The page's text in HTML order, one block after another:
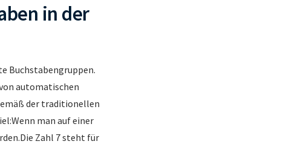
in der
Buchstabengruppen.
automatischen
der traditionellen
man auf einer
Zahl 7 steht für